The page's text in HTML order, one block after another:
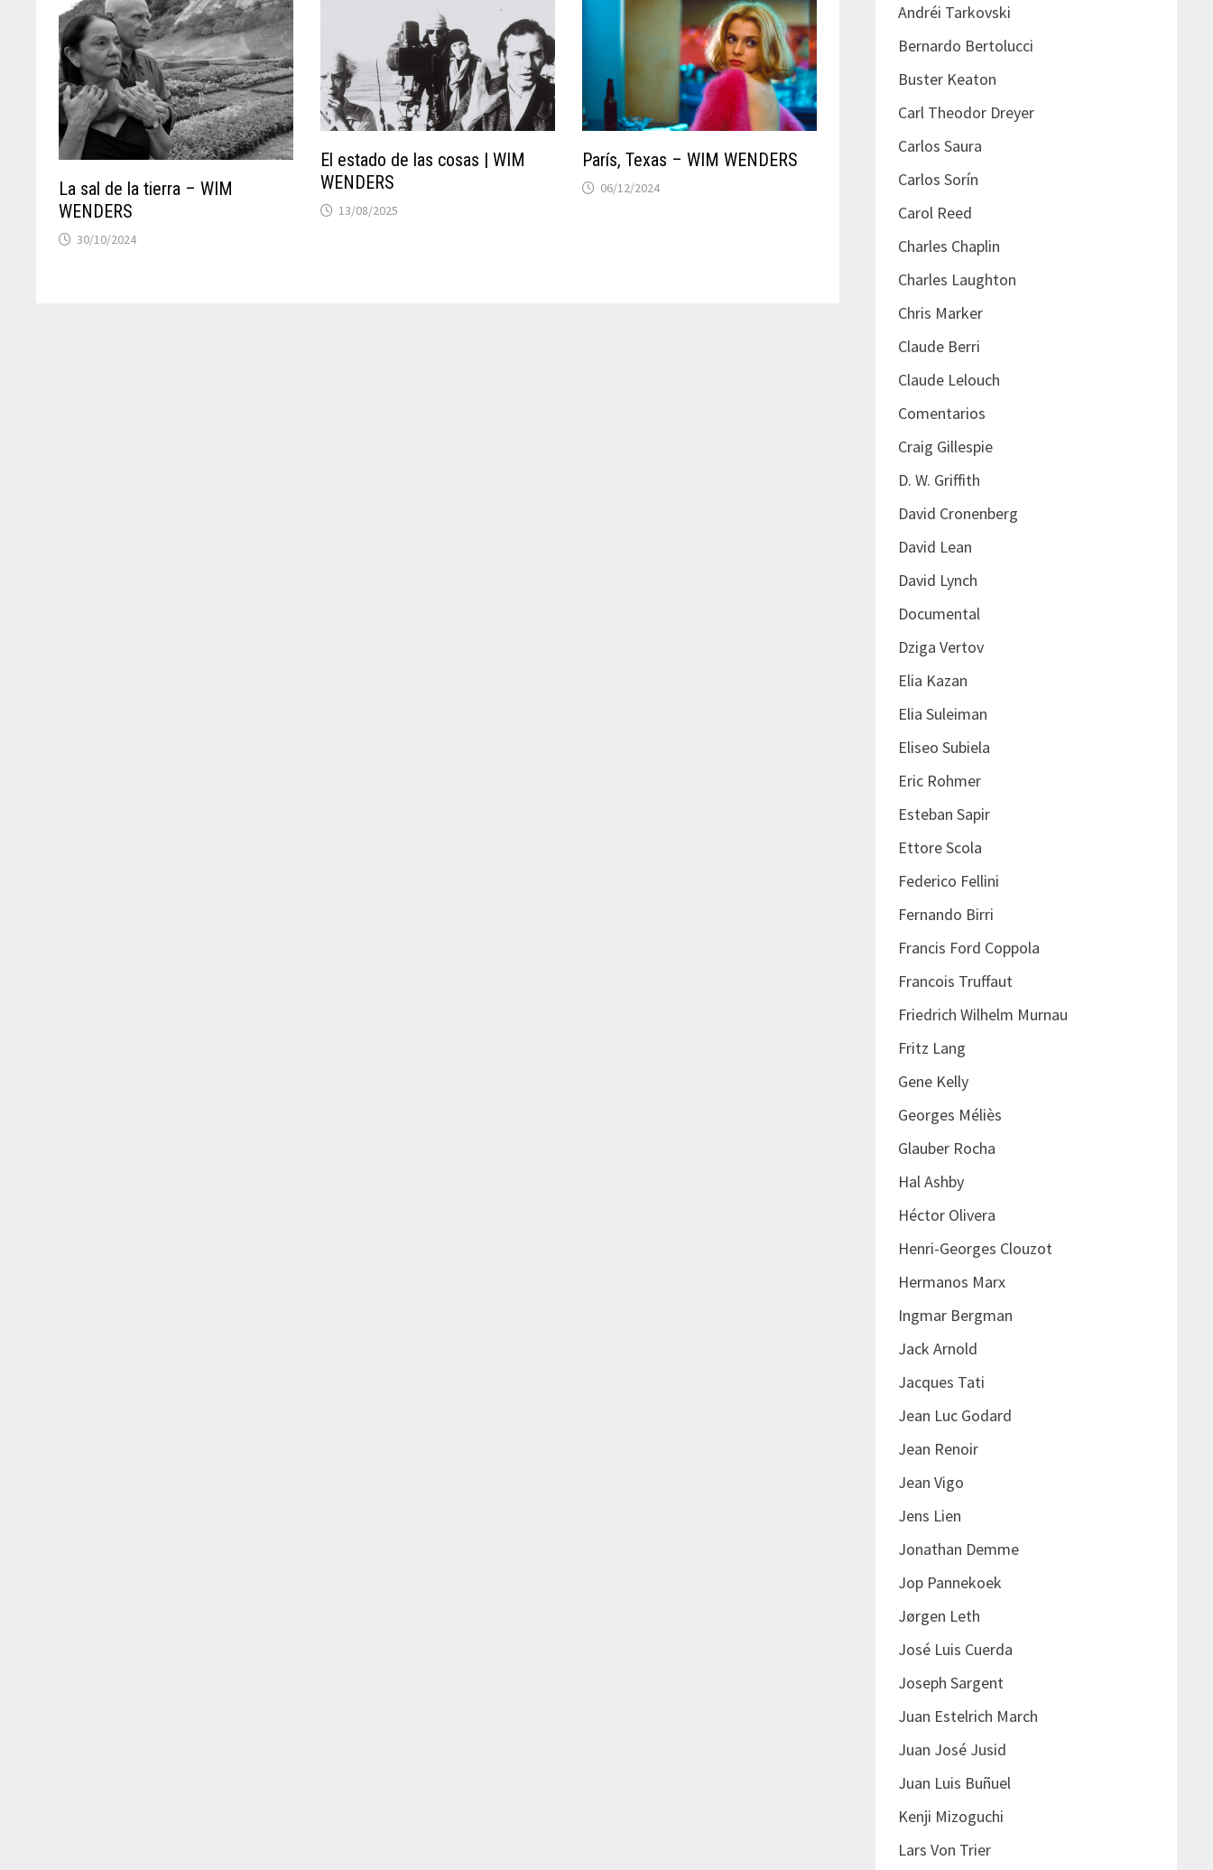
La sal de la tierra – WIM
WENDERS
30/10/2024
El estado de las cosas | WIM
WENDERS
13/08/2025
París, Texas – WIM WENDERS
06/12/2024
Andréi Tarkovski
Bernardo Bertolucci
Buster Keaton
Carl Theodor Dreyer
Carlos Saura
Carlos Sorín
Carol Reed
Charles Chaplin
Charles Laughton
Chris Marker
Claude Berri
Claude Lelouch
Comentarios
Craig Gillespie
D. W. Griffith
David Cronenberg
David Lean
David Lynch
Documental
Dziga Vertov
Elia Kazan
Elia Suleiman
Eliseo Subiela
Eric Rohmer
Esteban Sapir
Ettore Scola
Federico Fellini
Fernando Birri
Francis Ford Coppola
Francois Truffaut
Friedrich Wilhelm Murnau
Fritz Lang
Gene Kelly
Georges Méliès
Glauber Rocha
Hal Ashby
Héctor Olivera
Henri-Georges Clouzot
Hermanos Marx
Ingmar Bergman
Jack Arnold
Jacques Tati
Jean Luc Godard
Jean Renoir
Jean Vigo
Jens Lien
Jonathan Demme
Jop Pannekoek
Jørgen Leth
José Luis Cuerda
Joseph Sargent
Juan Estelrich March
Juan José Jusid
Juan Luis Buñuel
Kenji Mizoguchi
Lars Von Trier